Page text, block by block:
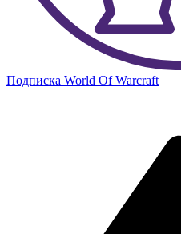
Подписка World Of Warcraft